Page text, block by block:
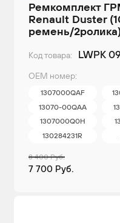
Ремкомплект
Renault Duster
ремень/
Код товара: LWPK
ОЕМ номер:
1307000QAF
13070-00QAA
1307000Q0H
130284231R
8 400 Руб.
7 700 Руб.